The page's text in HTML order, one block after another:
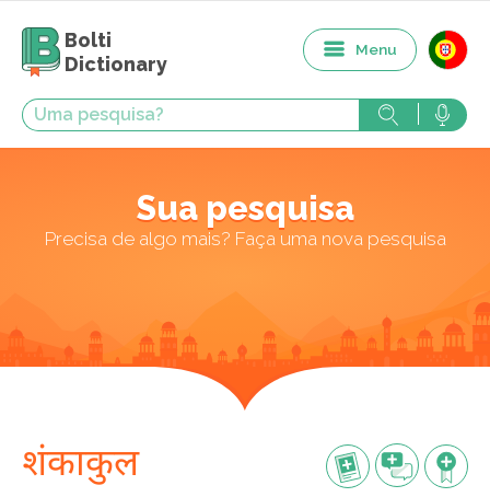
Bolti
Dictionary
Menu
Sua pesquisa
Precisa de algo mais? Faça uma nova pesquisa
शंकाकुल